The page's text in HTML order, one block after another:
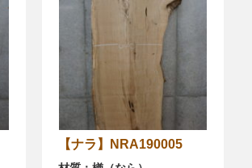
【ナラ】NRA190005